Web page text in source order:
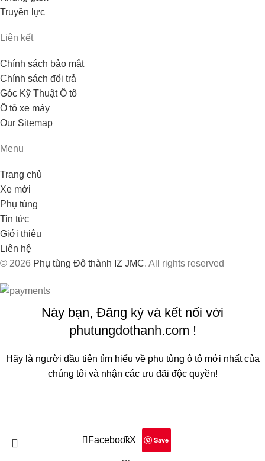
Truyền lực
Liên kết
Chính sách bảo mật
Chính sách đổi trả
Góc Kỹ Thuật Ô tô
Ô tô xe máy
Our Sitemap
Menu
Trang chủ
Xe mới
Phụ tùng
Tin tức
Giới thiệu
Liên hệ
© 2026 Phụ tùng Đô thành IZ JMC. All rights reserved
Này bạn, Đăng ký và kết nối với
phutungdothanh.com !
Hãy là người đầu tiên tìm hiểu về phụ tùng ô tô mới nhất của
chúng tôi và nhận các ưu đãi độc quyền!
FacebookX Save